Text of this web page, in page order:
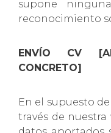
supone
reconocimiento
ENVÍO CV
CONCRETO]
En el supuesto
través de